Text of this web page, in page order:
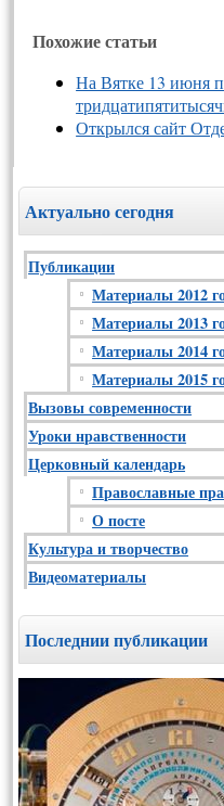
Похожие статьи
На Вятке 13 июня
Открылся сайт
Актуально сегодня
Публикации
Материалы 2012
Материалы 2013
Материалы 2014
Материалы 2015
Вызовы современности
Уроки нравственности
Церковный календарь
Православные
О посте
Культура и творчество
Видеоматериалы
Последнии публикации